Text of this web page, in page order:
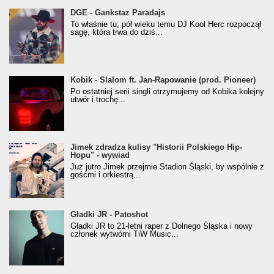
donGURALesko z nagrodą za
Klasyczny/Trueschoolowy Album Roku
(Popkillery 2023)
DGE - Gankstaz Paradajs
To właśnie tu, pół wieku temu DJ Kool Herc rozpoczął
sagę, która trwa do dziś...
Kobik - Slalom ft. Jan-Rapowanie (prod. Pioneer)
[Official Music Visualiser]
Kobik - Slalom ft. Jan-Rapowanie (prod. Pioneer)
Po ostatniej serii singli otrzymujemy od Kobika kolejny
utwór i trochę...
Jimek zdradza kulisy "Historii Polskiego Hip-
Hopu" - wywiad
Jimek zdradza kulisy "Historii Polskiego Hip-
Hopu" - wywiad
Już jutro Jimek przejmie Stadion Śląski, by wspólnie z
gośćmi i orkiestrą...
Gładki JR - Patoshot
Gładki JR - Patoshot
Gładki JR to 21-letni raper z Dolnego Śląska i nowy
członek wytwórni TiW Music...